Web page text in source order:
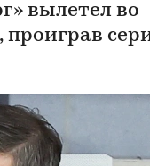
вылетел во
проиграв